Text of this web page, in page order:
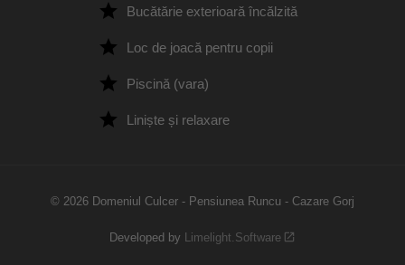
Bucătărie exterioară încălzită
Loc de joacă pentru copii
Piscină (vara)
Liniște și relaxare
© 2026 Domeniul Culcer - Pensiunea Runcu - Cazare Gorj
Developed by Limelight.Software